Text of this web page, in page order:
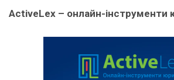
ActiveLex – онлайн-інструменти